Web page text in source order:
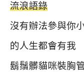
流浪語錄
沒有辦法參與你
的人生都會有我
鬍鬚髒貓咪裝胸